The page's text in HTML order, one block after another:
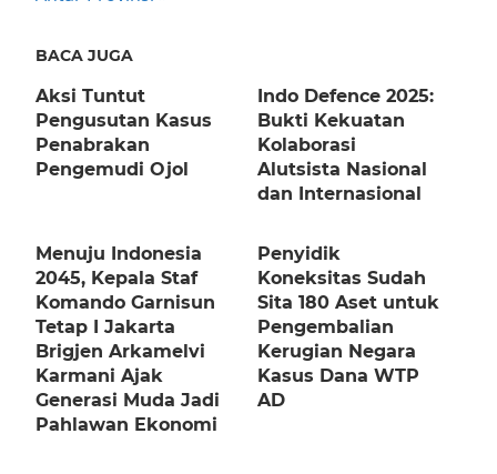
BACA JUGA
Aksi Tuntut
Pengusutan Kasus
Penabrakan
Pengemudi Ojol
Indo Defence 2025:
Bukti Kekuatan
Kolaborasi
Alutsista Nasional
dan Internasional
Menuju Indonesia
2045, Kepala Staf
Komando Garnisun
Tetap I Jakarta
Brigjen Arkamelvi
Karmani Ajak
Generasi Muda Jadi
Pahlawan Ekonomi
Penyidik
Koneksitas Sudah
Sita 180 Aset untuk
Pengembalian
Kerugian Negara
Kasus Dana WTP
AD